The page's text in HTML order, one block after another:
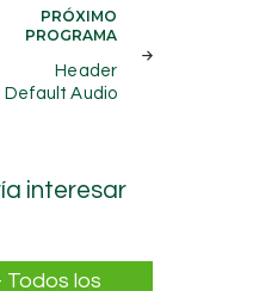
PRÓXIMO
PROGRAMA
Header
Default Audio
interesar
los